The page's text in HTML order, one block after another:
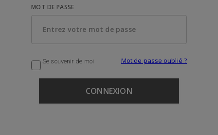
MOT DE PASSE
Se souvenir de moi Mot de passe oublié ?